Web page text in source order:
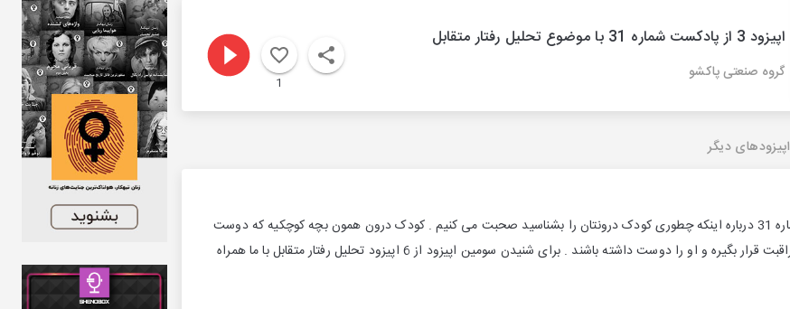
اپیزود 3 از پادکست شماره 31 با موضوع تحلیل رفتار متقابل
گروه صنعتی پاکشو
1
اپیزودهای دیگر
در سومین اپیزود از پادکست شماره 31 درباره اینکه چطوری کودک درونتان را بشناسید صحبت می کنیم . کودک درون همون بچه کوچکیه که دوست
داره تربیت بشه، مورد توجه و مراقبت قرار بگیره و او را دوست داشته باشند . برای شنیدن سومین اپیزود از 6 اپیزود تحلیل رفتار متقابل با ما همراه